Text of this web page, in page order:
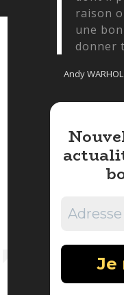
raison
une
donner
Andy WARHOL